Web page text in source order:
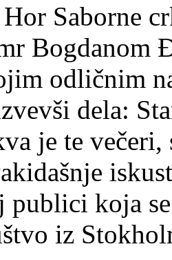
Saborne
Bogdanom
odličnim
dela:
je te
publici koja
iz